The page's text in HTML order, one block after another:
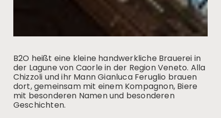
B2O heißt eine kleine handwerkliche Brauerei in
der Lagune von Caorle in der Region Veneto. Alla
Chizzoli und ihr Mann Gianluca Feruglio brauen
dort, gemeinsam mit einem Kompagnon, Biere
mit besonderen Namen und besonderen
Geschichten.